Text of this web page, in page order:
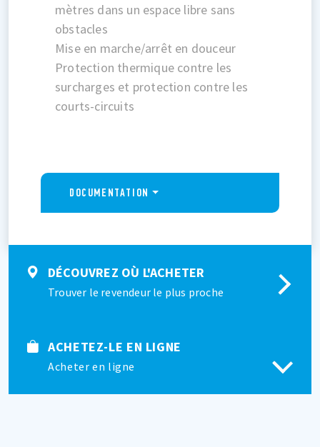
mètres dans un espace libre sans
obstacles
Mise en marche/arrêt en douceur
Protection thermique contre les
surcharges et protection contre les
courts-circuits
DOCUMENTATION
DÉCOUVREZ OÙ L'ACHETER
Trouver le revendeur le plus proche
ACHETEZ-LE EN LIGNE
Acheter en ligne